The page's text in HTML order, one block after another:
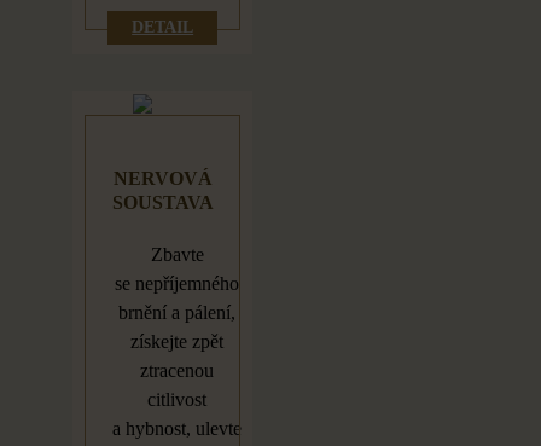
DETAIL
NERVOVÁ
SOUSTAVA
Zbavte
se nepříjemného
brnění a pálení,
získejte zpět
ztracenou
citlivost
a hybnost, ulevte